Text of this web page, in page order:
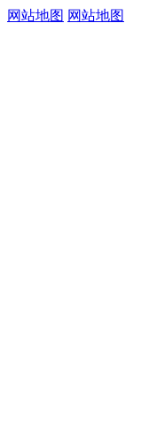
网站地图 网站地图